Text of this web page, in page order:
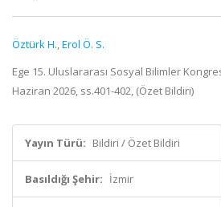
Öztürk H.,Erol Ö. S.
Ege 15. Uluslararası Sosyal Bilimler
Haziran 2026, ss.401-402, (Özet Bildiri)
Yayın Türü: Bildiri / Özet Bildiri
Basıldığı Şehir: İzmir